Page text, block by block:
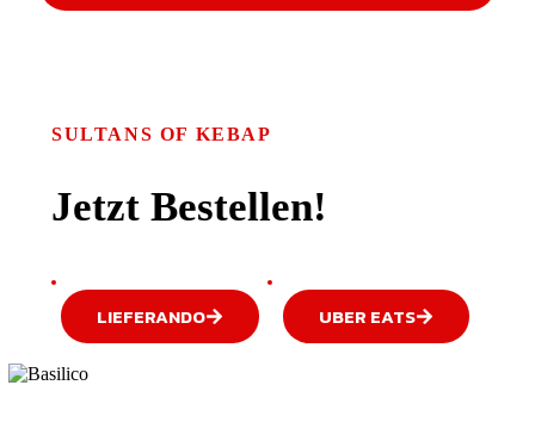
SULTANS OF KEBAP
Jetzt Bestellen!
LIEFERANDO UBER EATS